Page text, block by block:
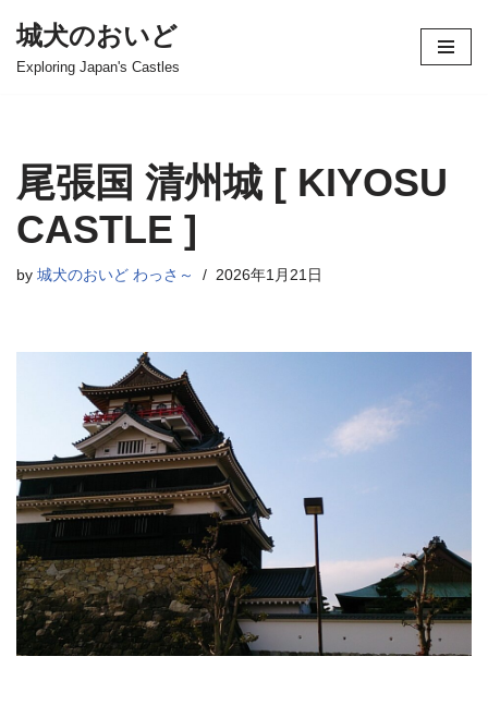
コ
ツ
へ
ス
キ
ッ
城犬のおいど
Exploring Japan's Castles
尾張国 清州城 [ KIYOSU
CASTLE ]
by 城犬のおいど わっさ～ 2026年1月21日